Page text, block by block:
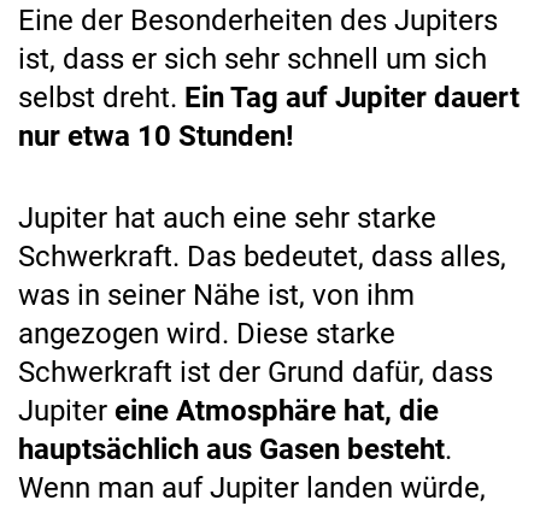
Eine der Besonderheiten des Jupiters
ist, dass er sich sehr schnell um sich
selbst dreht. Ein Tag auf Jupiter dauert
nur etwa 10 Stunden!
Jupiter hat auch eine sehr starke
Schwerkraft. Das bedeutet, dass alles,
was in seiner Nähe ist, von ihm
angezogen wird. Diese starke
Schwerkraft ist der Grund dafür, dass
Jupiter eine Atmosphäre hat, die
hauptsächlich aus Gasen besteht.
Wenn man auf Jupiter landen würde,